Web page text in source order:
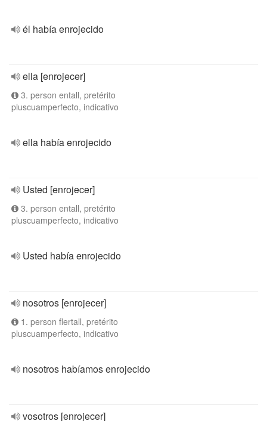
él había enrojecido
ella [enrojecer]
3. person entall, pretérito
pluscuamperfecto, indicativo
ella había enrojecido
Usted [enrojecer]
3. person entall, pretérito
pluscuamperfecto, indicativo
Usted había enrojecido
nosotros [enrojecer]
1. person flertall, pretérito
pluscuamperfecto, indicativo
nosotros habíamos enrojecido
vosotros [enrojecer]